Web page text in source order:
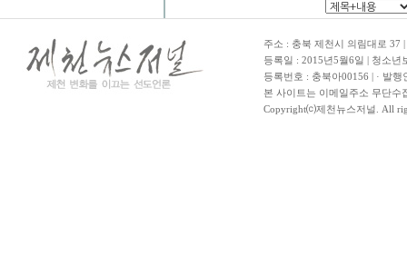
주소 : 충북 제천시 의림대로 37
등록일 : 2015년5월6일 | 청소
등록번호 : 충북아00156 | · 발
본 사이트는 이메일주소 무단수
Copyright⒞제천뉴스저널. All